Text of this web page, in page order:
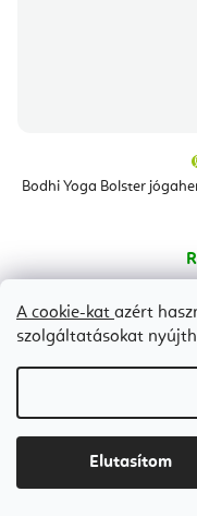
A cookie-kat azért
szolgáltatásokat
Elutasítom
Bodhi Yoga Bolster